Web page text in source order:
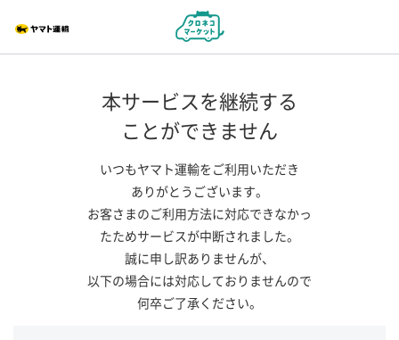
本サービスを継続する
ことができません
いつもヤマト運輸をご利用いただき
ありがとうございます。
お客さまのご利用方法に対応できなかっ
たためサービスが中断されました。
誠に申し訳ありませんが、
以下の場合には対応しておりませんので
何卒ご了承ください。